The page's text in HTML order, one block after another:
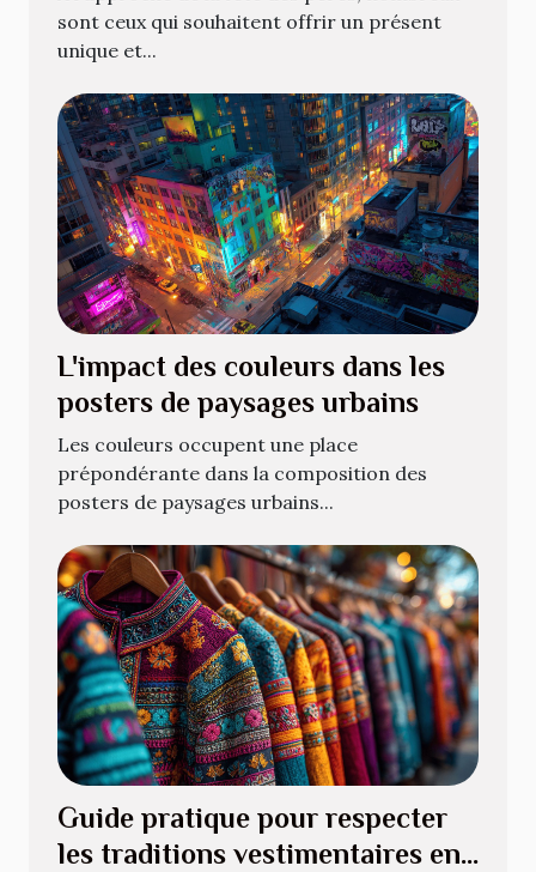
sont ceux qui souhaitent offrir un présent
unique et...
L'impact des couleurs dans les
posters de paysages urbains
Les couleurs occupent une place
prépondérante dans la composition des
posters de paysages urbains...
Guide pratique pour respecter
les traditions vestimentaires en